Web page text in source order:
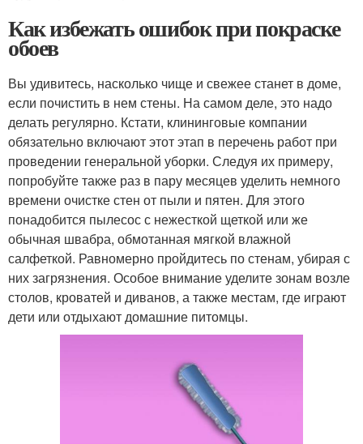
Как избежать ошибок при покраске
обоев
Вы удивитесь, насколько чище и свежее станет в доме,
если почистить в нем стены. На самом деле, это надо
делать регулярно. Кстати, клининговые компании
обязательно включают этот этап в перечень работ при
проведении генеральной уборки. Следуя их примеру,
попробуйте также раз в пару месяцев уделить немного
времени очистке стен от пыли и пятен. Для этого
понадобится пылесос с нежесткой щеткой или же
обычная швабра, обмотанная мягкой влажной
салфеткой. Равномерно пройдитесь по стенам, убирая с
них загрязнения. Особое внимание уделите зонам возле
столов, кроватей и диванов, а также местам, где играют
дети или отдыхают домашние питомцы.